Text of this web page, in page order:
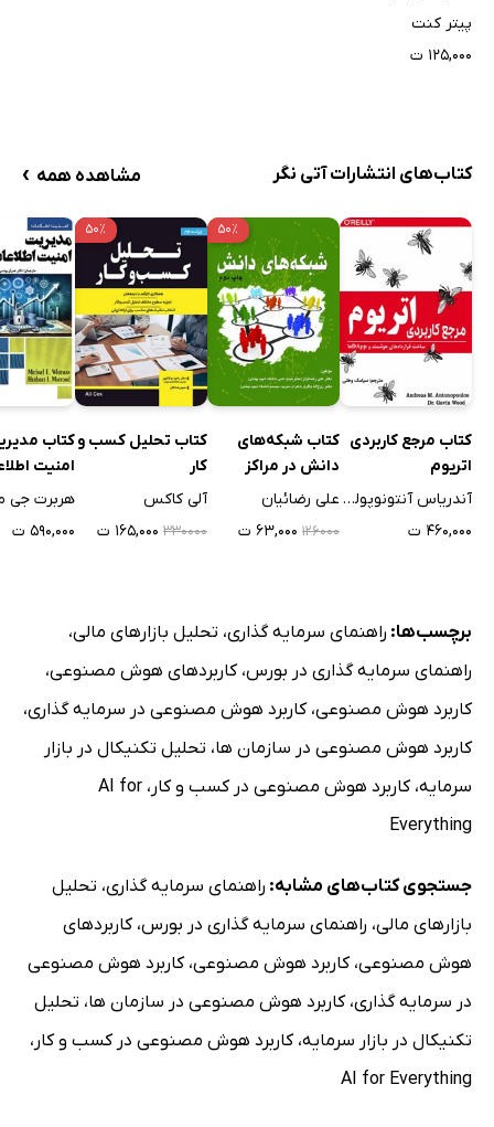
پیتر کنت
۱۲۵,۰۰۰ ت
کتاب‌های انتشارات آتی نگر مشاهده همه ›
کتاب مرجع کاربردی
اتریوم
آندریاس آنتونوپولوس
۴۶۰,۰۰۰ ت
۵۰٪
کتاب شبکه‌های
دانش در مراکز
تحقیق و توسعه با
خودروسازی
علی رضائیان
۱۲۶۰۰۰ ۶۳,۰۰۰ ت
۵۰٪
کتاب تحلیل کسب و
کار
آلی کاکس
۳۳۰۰۰۰ ۱۶۵,۰۰۰ ت
کتاب
امنیت
هربرت جی
۵۹۰,۰۰۰ ت
برچسب‌ها: راهنمای سرمایه گذاری، تحلیل بازارهای مالی،
راهنمای سرمایه گذاری در بورس،کاربردهای هوش مصنوعی،
کاربرد هوش مصنوعی،کاربرد هوش مصنوعی در سرمایه گذاری،
کاربرد هوش مصنوعی در سازمان ها، تحلیل تکنیکال در بازار
سرمایه،کاربرد هوش مصنوعی در کسب و کار ، AI for
Everything
جستجوی کتاب‌های مشابه: راهنمای سرمایه گذاری، تحلیل
بازارهای مالی، راهنمای سرمایه گذاری در بورس،کاربردهای
هوش مصنوعی،کاربرد هوش مصنوعی،کاربرد هوش مصنوعی
در سرمایه گذاری،کاربرد هوش مصنوعی در سازمان ها، تحلیل
تکنیکال در بازار سرمایه،کاربرد هوش مصنوعی در کسب و کار ،
AI for Everything